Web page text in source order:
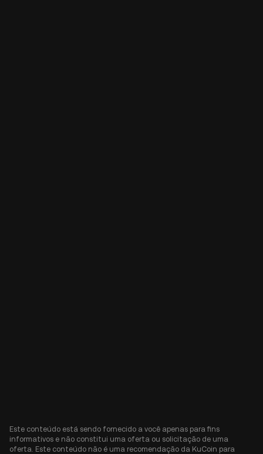
Este conteúdo está sendo fornecido a você apenas para fins
informativos e não constitui uma oferta ou solicitação de uma
oferta. Este conteúdo não é uma recomendação da KuCoin para